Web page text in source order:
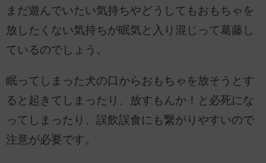
まだ遊んでいたい気持ちやどうしてもおもちゃを
放したくない気持ちが眠気と入り混じって葛藤し
ているのでしょう。
眠ってしまった犬の口からおもちゃを放そうとす
ると起きてしまったり、放すもんか！と必死にな
ってしまったり、誤飲誤食にも繋がりやすいので
注意が必要です。